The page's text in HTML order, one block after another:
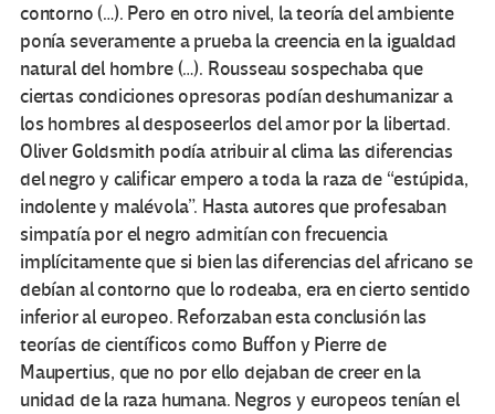
contorno (…). Pero en otro nivel, la teoría del ambiente
ponía severamente a prueba la creencia en la igualdad
natural del hombre (…). Rousseau sospechaba que
ciertas condiciones opresoras podían deshumanizar a
los hombres al desposeerlos del amor por la libertad.
Oliver Goldsmith podía atribuir al clima las diferencias
del negro y calificar empero a toda la raza de “estúpida,
indolente y malévola”. Hasta autores que profesaban
simpatía por el negro admitían con frecuencia
implícitamente que si bien las diferencias del africano se
debían al contorno que lo rodeaba, era en cierto sentido
inferior al europeo. Reforzaban esta conclusión las
teorías de científicos como Buffon y Pierre de
Maupertius, que no por ello dejaban de creer en la
unidad de la raza humana. Negros y europeos tenían el